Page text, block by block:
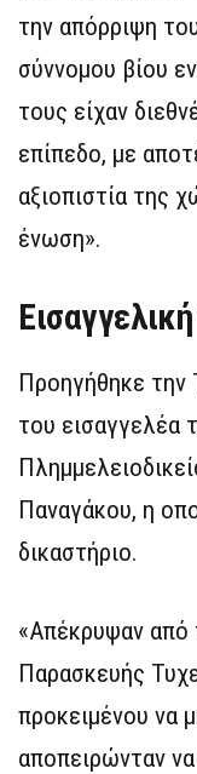
την απόρριψη
σύννομου βίου
τους είχαν
επίπεδο, με
αξιοπιστία της
ένωση».
Προηγήθηκε την
του εισαγγελέα
Παναγάκου, η
δικαστήριο.
«Απέκρυψαν από
Παρασκευής
προκειμένου να
αποπειρώνταν